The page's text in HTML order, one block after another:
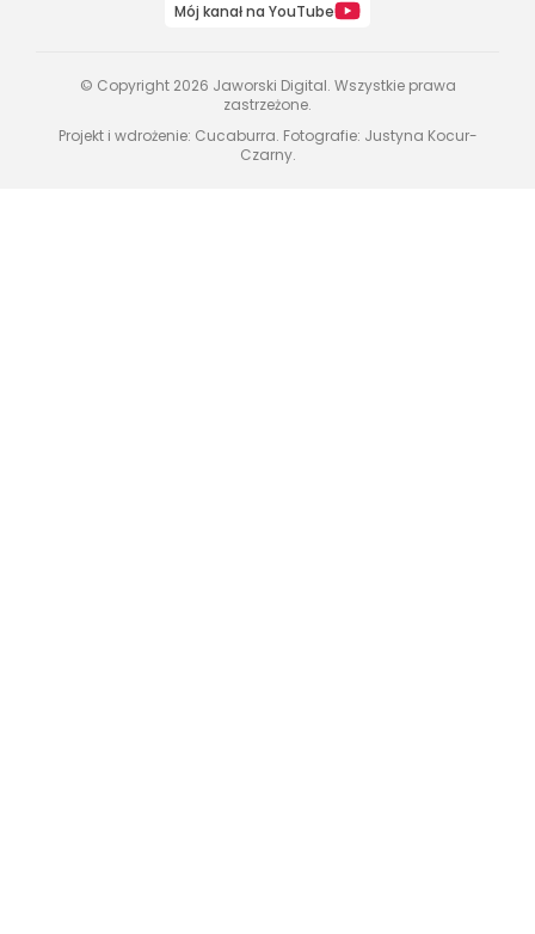
Mój kanał na YouTube
© Copyright 2026 Jaworski Digital. Wszystkie prawa
zastrzeżone.
Projekt i wdrożenie: Cucaburra. Fotografie: Justyna Kocur-
Czarny.